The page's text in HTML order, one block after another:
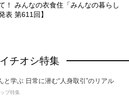
！ みんなの衣食住「みんなの暮らし
表 第611回】
チオシ特集
と学ぶ 日常に潜む“人身取引”のリアル
プ特集